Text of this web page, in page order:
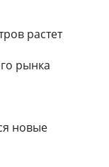
растет
рынка
новые